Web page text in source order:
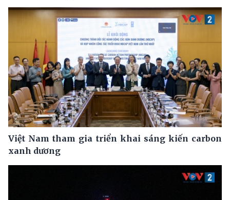
Việt Nam tham gia triển khai sáng kiến carbon
xanh dương